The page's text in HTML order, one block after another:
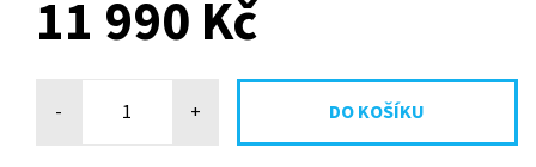
11 990 Kč
- +